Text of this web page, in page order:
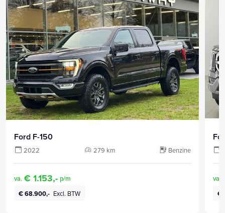
Ford F-150
2022 279 km Benzine
va. € 1.153,- p/m
€ 68.900,- Excl. BTW
va.
€